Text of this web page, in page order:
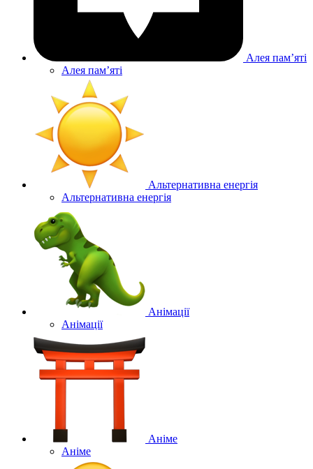
Алея памʼяті
Алея памʼяті
Альтернативна енергія
Альтернативна енергія
Анімації
Анімації
Аніме
Аніме